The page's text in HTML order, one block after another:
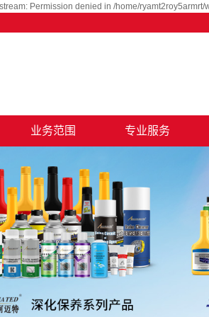
Permission denied in /home/
业务范围
汽车特色养护
汽车美容外包
汽车礼品定制
电子商务
专业服务